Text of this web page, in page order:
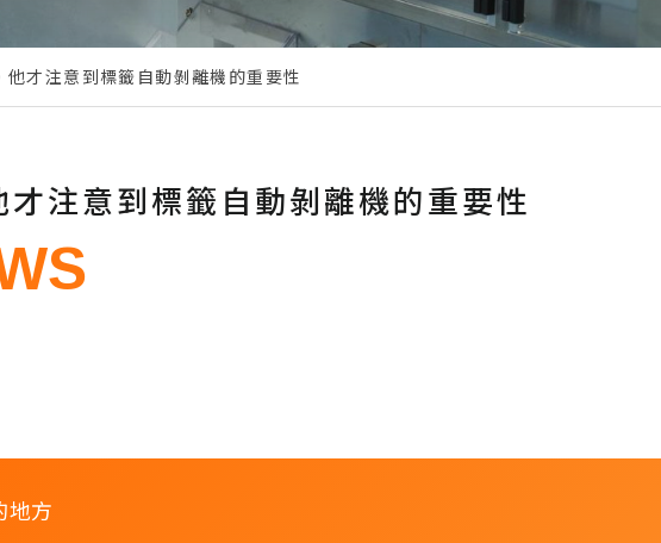
他才注意到標籤自動剝離機的重要性
注意到標籤自動剝離機的重要性
地方